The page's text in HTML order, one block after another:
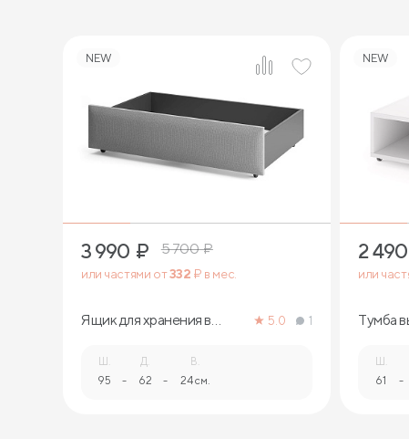
Сначала дорогие
NEW
3 990 ₽ 5 700₽
или частями от332 ₽ в мес.
Ящик для хранения в
5.0 1
Ш.
95 -
Д.
62 -
В.
24 см.
NEW
2 490
или
Тумба
Ш.
61 -